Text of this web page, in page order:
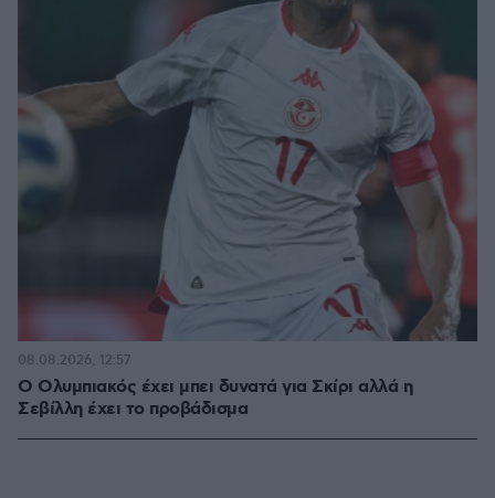
Ο Ολυμπιακός έχει μπει δυνατά για Σκίρι αλλά η
Σεβίλλη έχει το προβάδισμα
08.08.2026, 12:57